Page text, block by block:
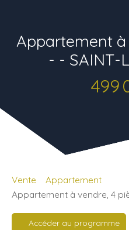
Appartement à
- - SAINT-
499
Vente
Appartement
Appartement à vendre, 4
Accéder au programme